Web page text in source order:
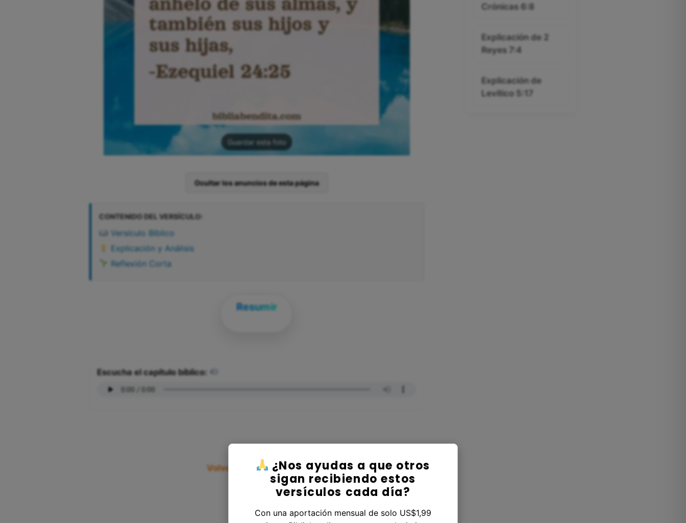
Guardar esta foto
Ocultar los anuncios de esta página
CONTENIDO DEL VERSÍCULO:
Versículo Bíblico
Explicación y Análisis
Reflexión Corta
Resumir
Escucha el capítulo bíblico:
Volver al Libro Ezequiel
Crónicas 6:8
Explicación de 2
Reyes 7:4
Explicación de
Levítico 5:17
¿Nos ayudas a que otros
sigan recibiendo estos
versículos cada día?
Con una aportación mensual de solo US$1,99